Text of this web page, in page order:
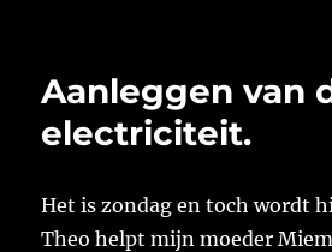
Aanleggen van
electriciteit.
Het is zondag en toch wordt
Theo helpt mijn moeder